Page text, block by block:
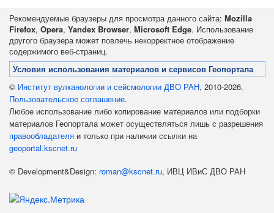
Рекомендуемые браузеры для просмотра данного сайта: Mozilla
Firefox, Opera, Yandex Browser, Microsoft Edge. Использование
другого браузера может повлечь некорректное отображение
содержимого веб-страниц.
Условия использования материалов и сервисов Геопортала
© Институт вулканологии и сейсмологии ДВО РАН, 2010-2026.
Пользовательское соглашение.
Любое использование либо копирование материалов или подборки
материалов Геопортала может осуществляться лишь с разрешения
правообладателя и только при наличии ссылки на
geoportal.kscnet.ru
© Development&Design: roman@kscnet.ru, ИВЦ ИВиС ДВО РАН